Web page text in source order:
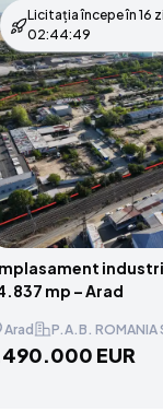
Licitația începe în16
02:44:48
mp – Arad
Arad P.A.B. ROMANIA
EUR